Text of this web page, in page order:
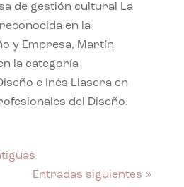
de gestión cultural La
en la
y Empresa, Martín
la categoría
e Inés Llasera en
del Diseño.
Entradas siguientes »